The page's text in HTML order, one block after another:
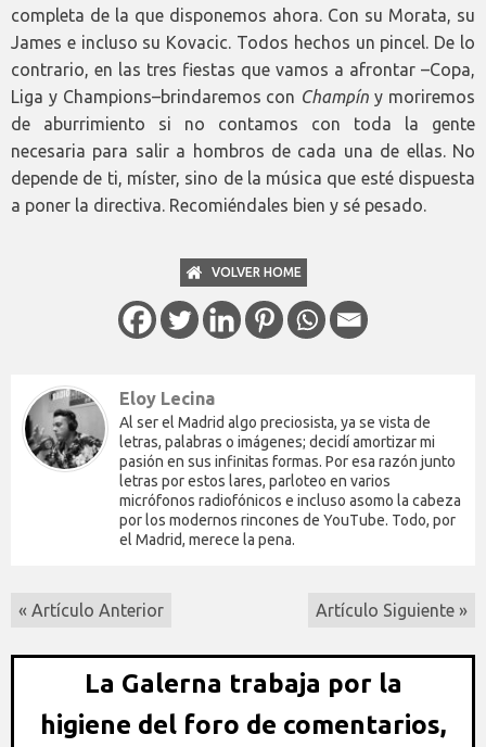
completa de la que disponemos ahora. Con su Morata, su
James e incluso su Kovacic. Todos hechos un pincel. De lo
contrario, en las tres fiestas que vamos a afrontar –Copa,
Liga y Champions–brindaremos con Champín y moriremos
de aburrimiento si no contamos con toda la gente
necesaria para salir a hombros de cada una de ellas. No
depende de ti, míster, sino de la música que esté dispuesta
a poner la directiva. Recomiéndales bien y sé pesado.
VOLVER HOME
Eloy Lecina
Al ser el Madrid algo preciosista, ya se vista de
letras, palabras o imágenes; decidí amortizar mi
pasión en sus infinitas formas. Por esa razón junto
letras por estos lares, parloteo en varios
micrófonos radiofónicos e incluso asomo la cabeza
por los modernos rincones de YouTube. Todo, por
el Madrid, merece la pena.
« Artículo Anterior Artículo Siguiente »
La Galerna trabaja por la
higiene del foro de comentarios,